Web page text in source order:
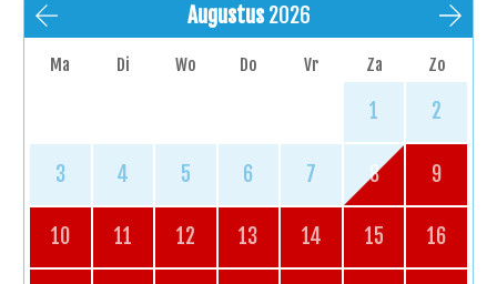
Augustus 2026
Ma Di Wo Do Vr Za Zo
1 2
3 4 5 6 7 8 9
10 11 12 13 14 15 16